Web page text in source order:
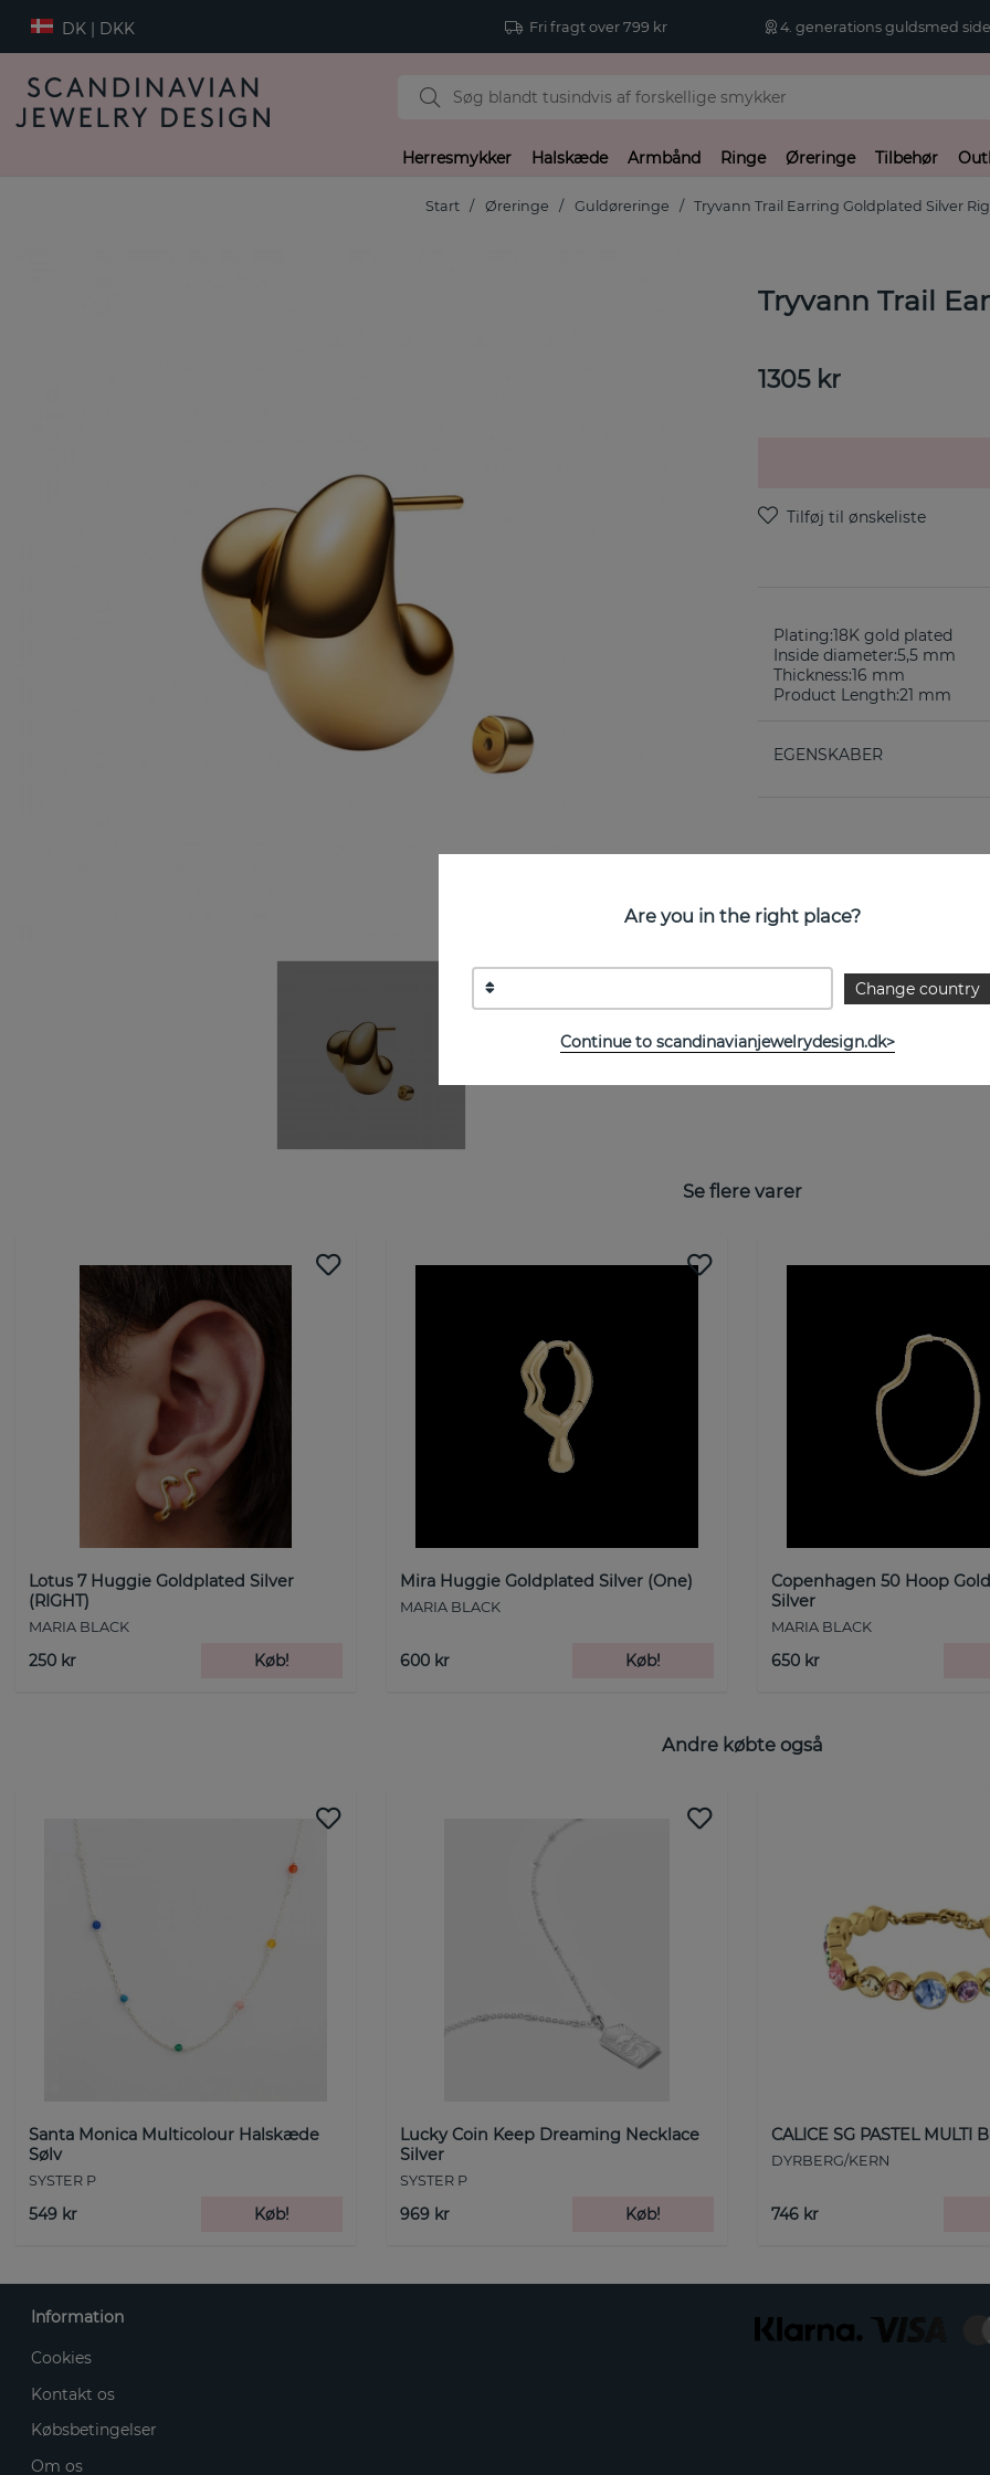
DK | DKK Fri fragt over 799 kr 4. generations guldsmed
Herresmykker Halskæde Armbånd Ringe Øreringe Tilbehør
Start Øreringe Guldøreringe Tryvann Trail Earring Goldplated Silver
Tryvann Trail
1305kr
Plating:18K gold plated
Inside diameter:5,5 mm
Thickness:16 mm
Product Length:21 mm
EGENSKABER
Se flere varer
Lotus 7 Huggie Goldplated Silver
(RIGHT)
MARIA BLACK
250 kr Køb!
Mira Huggie Goldplated Silver (One)
MARIA BLACK
600 kr Køb!
Copenhagen 50 Hoop
Silver
MARIA BLACK
650 kr
Andre købte også
Santa Monica Multicolour Halskæde
Sølv
SYSTER P
549 kr Køb!
Lucky Coin Keep Dreaming Necklace
Silver
SYSTER P
969 kr Køb!
CALICE SG PASTEL MULTI
DYRBERG/KERN
746 kr
Are you in the right place?
Change country
Continue to scandinavianjewelrydesign.dk>
Information
Cookies
Kontakt os
Købsbetingelser
Om os